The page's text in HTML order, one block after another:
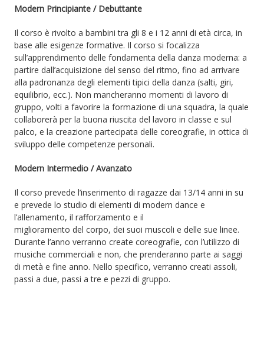
FITNESS
per
DANZA
questa
volta
l’impatto
sarà
Modern Principiante / Debuttante
Il corso è rivolto a bambini tra gli 8 e i 12 anni di età circa, in
base alle esigenze formative. Il corso si focalizza
sull’apprendimento delle fondamenta della danza moderna: a
partire dall’acquisizione del senso del ritmo, fino ad arrivare
alla padronanza degli elementi tipici della danza (salti, giri,
equilibrio, ecc.). Non mancheranno momenti di lavoro di
gruppo, volti a favorire la formazione di una squadra, la quale
collaborerà per la buona riuscita del lavoro in classe e sul
palco, e la creazione partecipata delle coreografie, in ottica di
sviluppo delle competenze personali.
Modern Intermedio / Avanzato
Il corso prevede l’inserimento di ragazze dai 13/14 anni in su
e prevede lo studio di elementi di modern dance e
l’allenamento, il rafforzamento e il
miglioramento del corpo, dei suoi muscoli e delle sue linee.
Durante l’anno verranno create coreografie, con l’utilizzo di
musiche commerciali e non, che prenderanno parte ai saggi
di metà e fine anno. Nello specifico, verranno creati assoli,
passi a due, passi a tre e pezzi di gruppo.